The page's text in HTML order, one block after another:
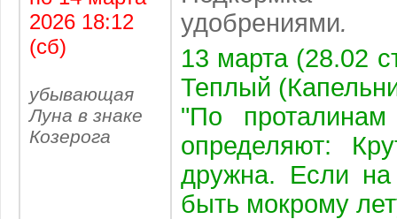
2026 18:12
(сб)
убывающая
Луна в знаке
Козерога
удобрениями.
13 марта (28.02
Теплый
"По проталинам
определяют:
дружна. Если
быть мокрому